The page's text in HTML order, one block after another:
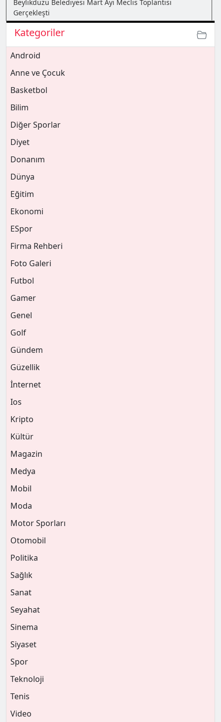
Beylikdüzü Belediyesi Mart Ayı Meclis Toplantısı
Gerçekleşti
Kategoriler
Android
Anne ve Çocuk
Basketbol
Bilim
Diğer Sporlar
Diyet
Donanım
Dünya
Eğitim
Ekonomi
ESpor
Firma Rehberi
Foto Galeri
Futbol
Gamer
Genel
Golf
Gündem
Güzellik
İnternet
Ios
Kripto
Kültür
Magazin
Medya
Mobil
Moda
Motor Sporları
Otomobil
Politika
Sağlık
Sanat
Seyahat
Sinema
Siyaset
Spor
Teknoloji
Tenis
Video